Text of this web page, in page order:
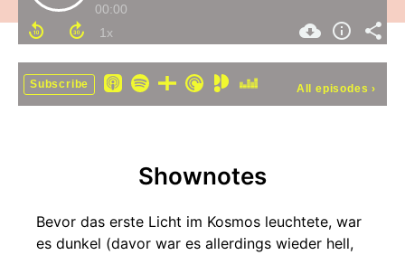
00:00
Subscribe All episodes ›
Shownotes
Bevor das erste Licht im Kosmos leuchtete, war
es dunkel (davor war es allerdings wieder hell,